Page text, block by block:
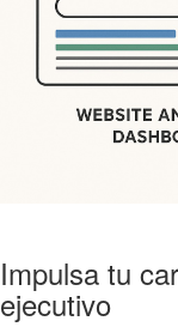
Impulsa tu
ejecutivo